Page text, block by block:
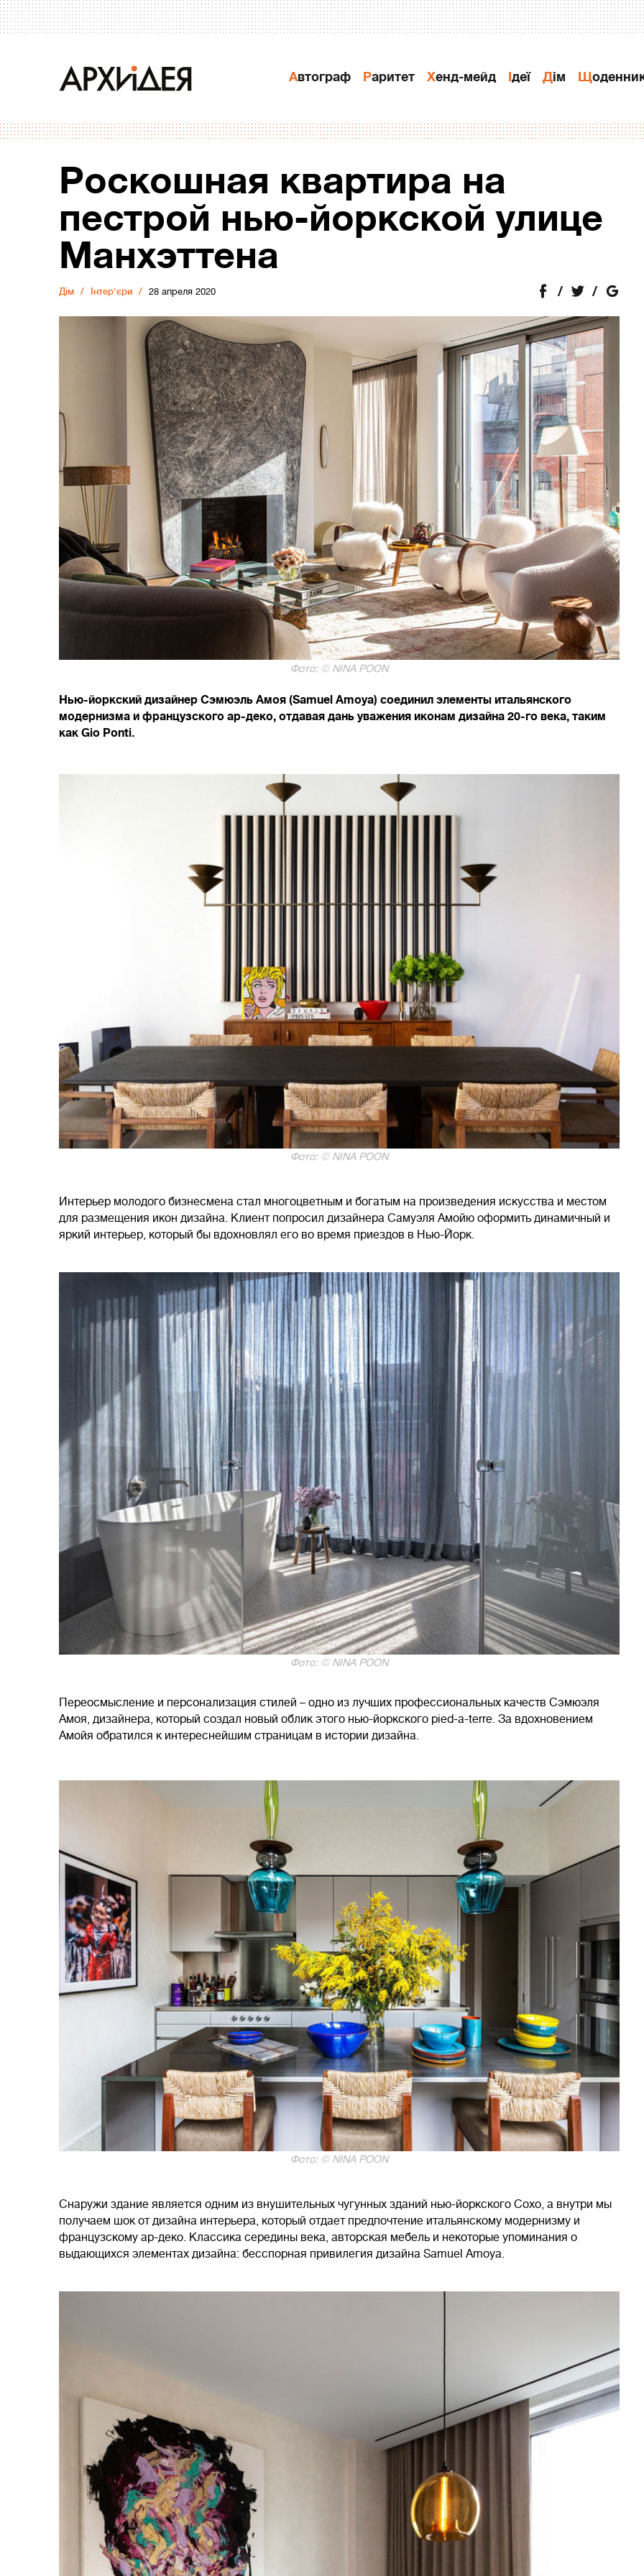
Автограф Раритет Хенд-мейд Ідеї Дiм
Роскошная квартира на
пестрой нью-йоркской улице
Манхэттена
Дiм Інтер'єри 28 апреля 2020
Фото: © NINA POON
Нью-йоркский дизайнер Сэмюэль Амоя (Samuel Amoya) соединил элементы итальянского
модернизма и французского ар-деко, отдавая дань уважения иконам дизайна 20-го века, таким
как Gio Ponti.
Фото: © NINA POON
Интерьер молодого бизнесмена стал многоцветным и богатым на произведения искусства и местом
для размещения икон дизайна. Клиент попросил дизайнера Самуэля Амойю оформить динамичный и
яркий интерьер, который бы вдохновлял его во время приездов в Нью-Йорк.
Фото: © NINA POON
Переосмысление и персонализация стилей – одно из лучших профессиональных качеств Сэмюэля
Амоя, дизайнера, который создал новый облик этого нью-йоркского pied-a-terre. За вдохновением
Амойя обратился к интереснейшим страницам в истории дизайна.
Фото: © NINA POON
Снаружи здание является одним из внушительных чугунных зданий нью-йоркского Сохо, а внутри мы
получаем шок от дизайна интерьера, который отдает предпочтение итальянскому модернизму и
французскому ар-деко. Классика середины века, авторская мебель и некоторые упоминания о
выдающихся элементах дизайна: бесспорная привилегия дизайна Samuel Amoya.